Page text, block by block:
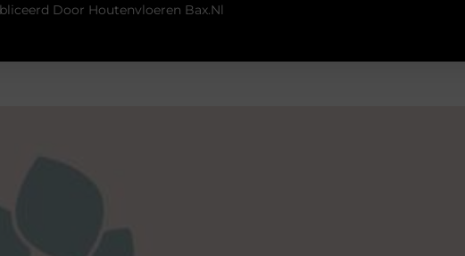
Door Houtenvloeren Bax.nl